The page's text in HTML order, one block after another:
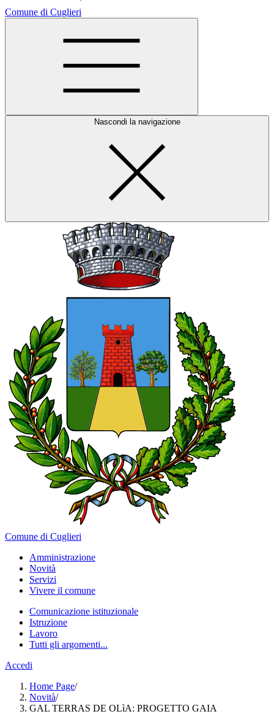
Comune di Cuglieri
Nascondi la navigazione
Comune di Cuglieri
Amministrazione
Novità
Servizi
Vivere il comune
Comunicazione istituzionale
Istruzione
Lavoro
Tutti gli argomenti...
Accedi
Home Page/
Novità/
GAL TERRAS DE OLìA: PROGETTO GAIA